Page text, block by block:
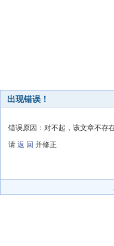
出现错误！
错误原因：对不起，该文章不存
请 返 回 并修正